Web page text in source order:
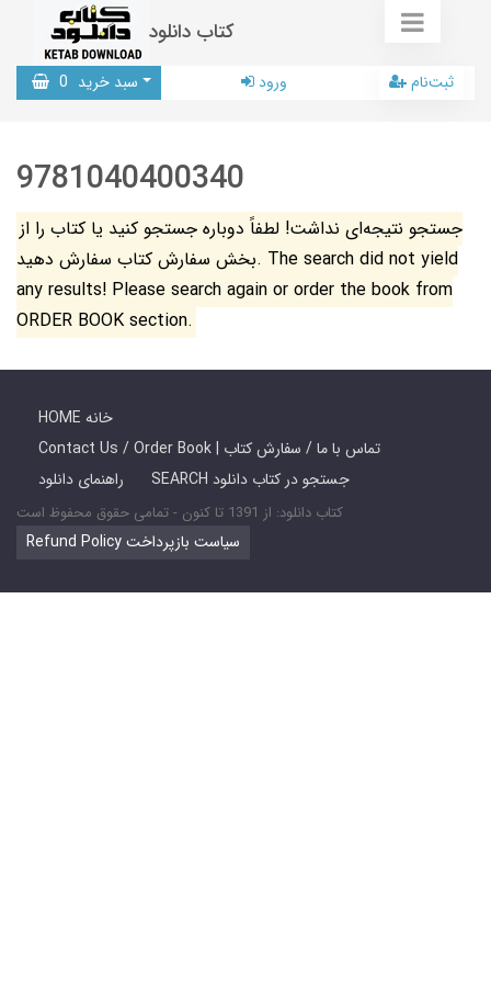
کتاب دانلود
سبد خرید 0 ورود ثبت‌نام
9781040400340
جستجو نتیجه‌ای نداشت! لطفاً دوباره جستجو کنید یا کتاب را از
بخش سفارش کتاب سفارش دهید. The search did not yield
any results! Please search again or order the book from
ORDER BOOK section.
HOME خانه
Contact Us / Order Book | تماس با ما / سفارش کتاب
راهنمای دانلود
SEARCH جستجو در کتاب دانلود
کتاب دانلود: از 1391 تا کنون - تمامی حقوق محفوظ است
Refund Policy سیاست بازپرداخت